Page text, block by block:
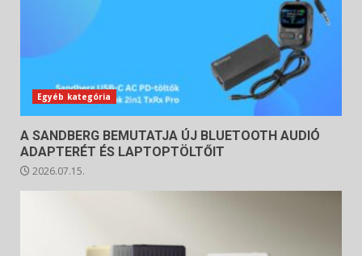
Egyéb kategória
A SANDBERG BEMUTATJA ÚJ BLUETOOTH AUDIÓ
ADAPTERÉT ÉS LAPTOPTÖLTŐIT
2026.07.15.